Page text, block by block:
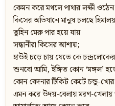
কেমন করে মথলে পাথার লক্ষী
কিসের অভিযানে মানুষ চলছে
তুহিন মেরু পার হয়ে যায়
সন্ধানীরা কিসের আশায়;
হাউই চড়ে চায় যেতে কে
শুনবো আমি, ইঙ্গিত কোন ‘মঙ্গল’
কোন বেদনার টিকিট কেটে চন্ডু-
এমন করে উদয়-বেলায় মরণ-খেলায়